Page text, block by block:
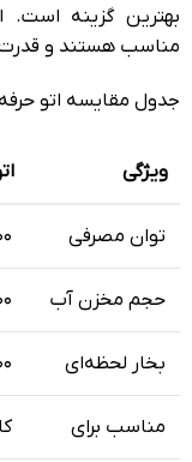
بهترین گزینه است.
مناسب هستند و قدرت
جدول مقایسه اتو
ویژگی
توان مصرفی
حجم مخزن آب ۴۰۰
بخار لحظه‌ای
مناسب برای